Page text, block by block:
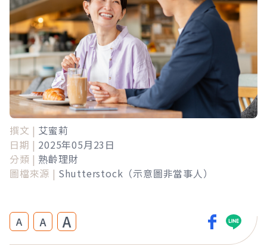
撰文 | 艾蜜莉
日期 | 2025年05月23日
分類 | 熟齡理財
圖檔來源 | Shutterstock（示意圖非當事人）
A A A